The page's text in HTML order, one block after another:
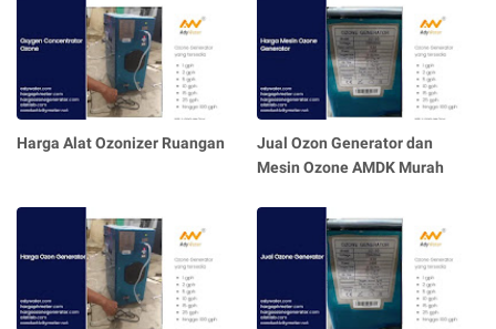
Harga Alat Ozonizer Ruangan
Jual Ozon Generator dan
Mesin Ozone AMDK Murah